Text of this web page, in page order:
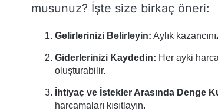
musunuz? İşte size birkaç öneri:
Gelirlerinizi Belirleyin: Aylık
Giderlerinizi Kaydedin: Her ayki
oluşturabilir.
İhtiyaç ve İstekler Arasında Denge
harcamaları kısıtlayın.